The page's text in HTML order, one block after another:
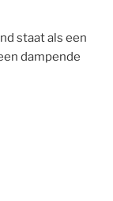
staat als een
dampende